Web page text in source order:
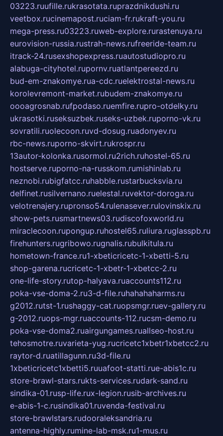
03223.ruufille.rukrasotata.ruprazdnikdushi.ru
veetbox.rucinemapost.ruciam-fr.rukraft-you.ru
mega-press.ru03223.ruweb-explore.rurastenuya.ru
eurovision-russia.rustrah-news.rufreeride-team.ru
itrack-24.rusexshopexpress.ruautostudiopro.ru
alabuga-cityhotel.rupornv.ruatlantpereezd.ru
bud-em-znakomye.rua-cdc.ruelektrostal-news.ru
korolevremont-market.rubudem-znakomye.ru
oooagrosnab.rufpodaso.ruemfire.rupro-otdelky.ru
ukrasotki.ruseksuzbek.ruseks-uzbek.ruporno-vk.ru
sovratili.ruolecoon.ruvd-dosug.ruadonyev.ru
rbc-news.ruporno-skvirt.rukrospr.ru
13autor-kolonka.rusormol.ru2rich.ruhostel-65.ru
hostserve.ruporno-na-russkom.rumishinlab.ru
neznobi.rubigfatcc.ruhabble.rustarbucksvia.ru
delfinet.rusilvernano.ruelestal.ruvektor-doroga.ru
velotrenajery.rupronso54.rulenasever.rulovinskix.ru
show-pets.rusmartnews03.rudiscofoxworld.ru
miraclecoon.rupongup.ruhostel65.ruliura.ruglasspb.ru
firehunters.rugribowo.rugnalis.rubulkitula.ru
hometown-france.ru1-xbeticricetc-1-xbetti-5.ru
shop-garena.rucricetc-1-xbetr-1-xbetcc-2.ru
one-life-story.rutop-halyava.ruaccounts112.ru
poka-vse-doma-2.ru3-d-file.ruhahahaharms.ru
g2012.rutst-1.rushaggy-cat.ruopsmgr.ruev-gallery.ru
g-2012.ruops-mgr.ruaccounts-112.rucsm-demo.ru
poka-vse-doma2.ruairgungames.ruallseo-host.ru
tehosmotre.ruvarieta-yug.rucricetc1xbetr1xbetcc2.ru
raytor-d.ruatillagunn.ru3d-file.ru
1xbeticricetc1xbetti5.ruuafoot-statti.rue-abis1c.ru
store-brawl-stars.rukts-services.rudark-sand.ru
sindika-01.rusp-life.rux-legion.rusib-archives.ru
e-abis-1-c.rusindika01.ruvenda-festival.ru
store-brawlstars.rudooraleksandria.ru
antenna-highly.rumine-lab-msk.ru1-mus.ru